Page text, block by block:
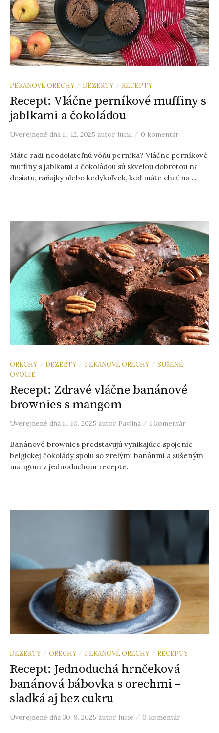
PEKANOVÉ ORECHY / DEZERTY / RECEPTY
Recept: Vláčne perníkové muffiny s
jablkami a čokoládou
Uverejnené dňa 11. 12. 2025 autor lucia / 0 komentár
Máte radi neodolateľnú vôňu perníka? Vláčne perníkové
muffiny s jablkami a čokoládou sú skvelou dobrotou na
desiatu, raňajky alebo kedykoľvek, keď máte chuť na ...
ORECHY / DEZERTY / PEKANOVÉ ORECHY / SUŠENÉ
OVOCIE
Recept: Zdravé vláčne banánové
brownies s mangom
Uverejnené dňa 11. 10. 2025 autor Pavlína / 1 komentár
Banánové brownies predstavujú vynikajúce spojenie
belgickej čokolády spolu so zrelými banánmi a sušeným
mangom v jednoduchom recepte.
DEZERTY / ORECHY / PEKANOVÉ ORECHY / RECEPTY
Recept: Jednoduchá hrnčeková
banánová bábovka s orechmi –
sladká aj bez cukru
Uverejnené dňa 30. 9. 2025 autor lucie / 0 komentár